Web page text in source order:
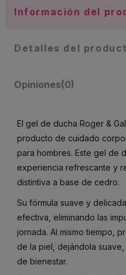
Información del
Detalles del
Opiniones(0)
El gel de ducha Roger &
producto de cuidado
para hombres. Este gel de
experiencia refrescante y
distintiva a base de cedro.
Su fórmula suave y
efectiva, eliminando las
jornada. Al mismo tiempo,
de la piel, dejándola
de bienestar.